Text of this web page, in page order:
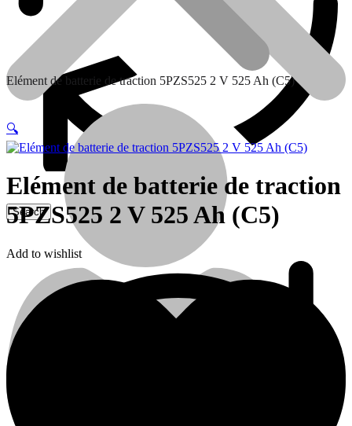
Contactez nous
Elément de batterie de traction 5PZS525 2 V 525 Ah (C5)
🔍
Elément de batterie de traction
5PZS525 2 V 525 Ah (C5)
Add to wishlist